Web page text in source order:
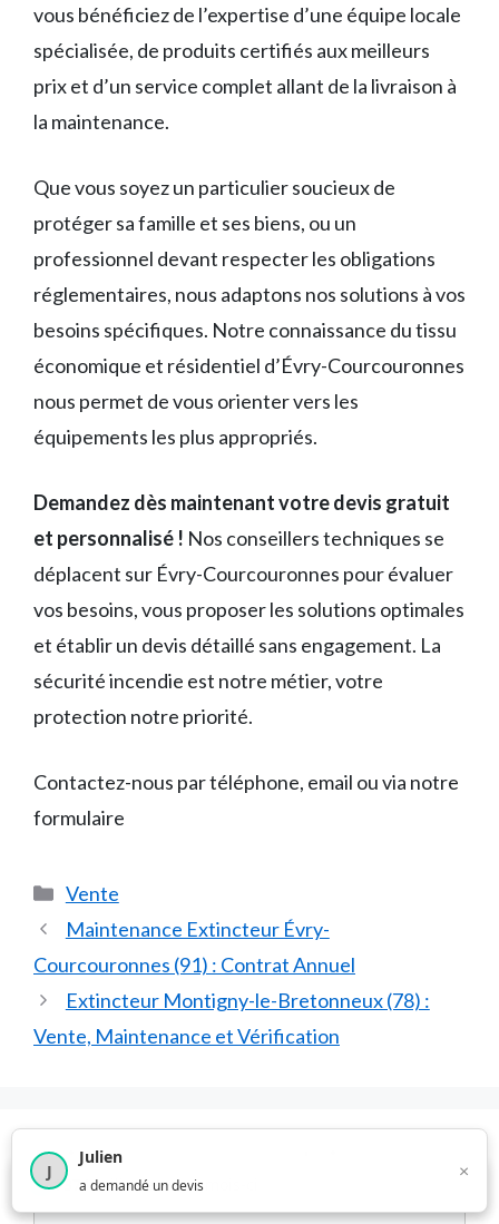
vous bénéficiez de l’expertise d’une équipe locale
spécialisée, de produits certifiés aux meilleurs
prix et d’un service complet allant de la livraison à
la maintenance.
Que vous soyez un particulier soucieux de
protéger sa famille et ses biens, ou un
professionnel devant respecter les obligations
réglementaires, nous adaptons nos solutions à vos
besoins spécifiques. Notre connaissance du tissu
économique et résidentiel d’Évry-Courcouronnes
nous permet de vous orienter vers les
équipements les plus appropriés.
Demandez dès maintenant votre devis gratuit
et personnalisé ! Nos conseillers techniques se
déplacent sur Évry-Courcouronnes pour évaluer
vos besoins, vous proposer les solutions optimales
et établir un devis détaillé sans engagement. La
sécurité incendie est notre métier, votre
protection notre priorité.
Contactez-nous par téléphone, email ou via notre
formulaire
Catégories
Vente
Maintenance Extincteur Évry-
Courcouronnes (91) : Contrat Annuel
Extincteur Montigny-le-Bretonneux (78) :
Vente, Maintenance et Vérification
Laisser un commentaire
1 374 utilisateurs ce mois-ci
J
Julien
a demandé un devis
×